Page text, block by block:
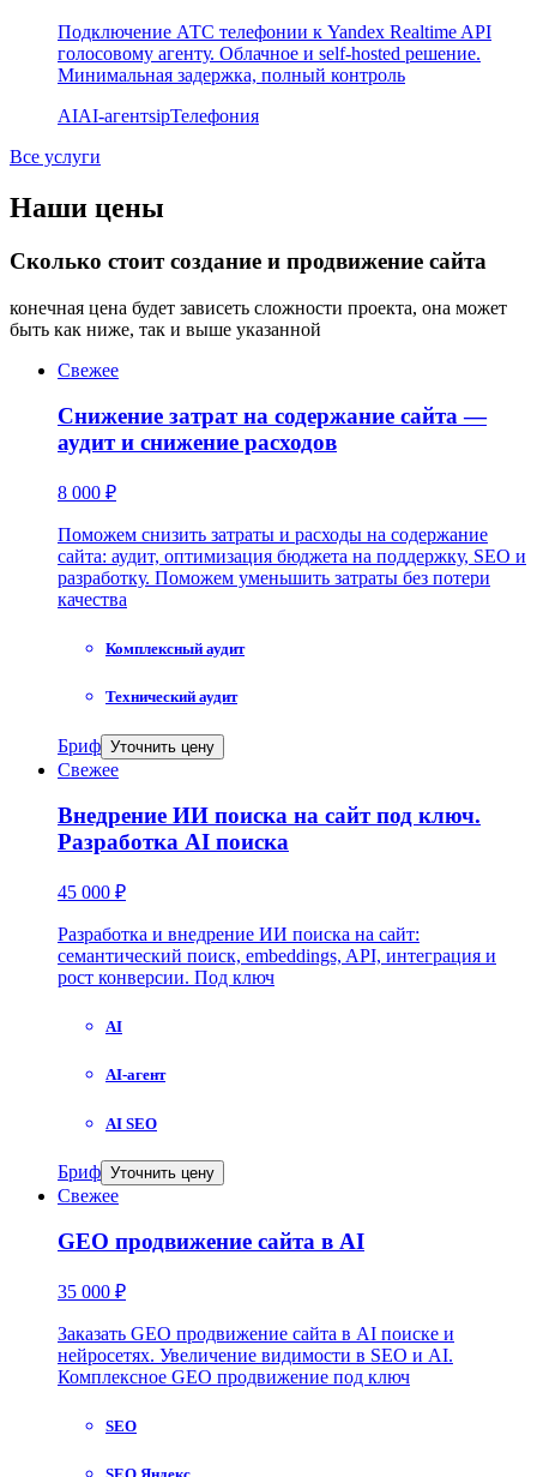
Подключение АТС телефонии к Yandex Realtime API
голосовому агенту. Облачное и self-hosted решение.
Минимальная задержка, полный контроль
AIAI-агентsipТелефония
Все услуги
Наши цены
Сколько стоит создание и продвижение сайта
конечная цена будет зависеть сложности проекта, она может
быть как ниже, так и выше указанной
Свежее
Снижение затрат на содержание сайта —
аудит и снижение расходов
8 000 ₽
Поможем снизить затраты и расходы на содержание
сайта: аудит, оптимизация бюджета на поддержку, SEO и
разработку. Поможем уменьшить затраты без потери
качества
Комплексный аудит
Технический аудит
Бриф Уточнить цену
Свежее
Внедрение ИИ поиска на сайт под ключ.
Разработка AI поиска
45 000 ₽
Разработка и внедрение ИИ поиска на сайт:
семантический поиск, embeddings, API, интеграция и
рост конверсии. Под ключ
AI
AI-агент
AI SEO
Бриф Уточнить цену
Свежее
GEO продвижение сайта в AI
35 000 ₽
Заказать GEO продвижение сайта в AI поиске и
нейросетях. Увеличение видимости в SEO и AI.
Комплексное GEO продвижение под ключ
SEO